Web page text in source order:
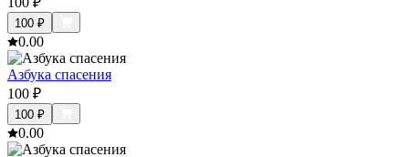
100 ₽
0.00
Азбука спасения
100 ₽
100 ₽
0.00